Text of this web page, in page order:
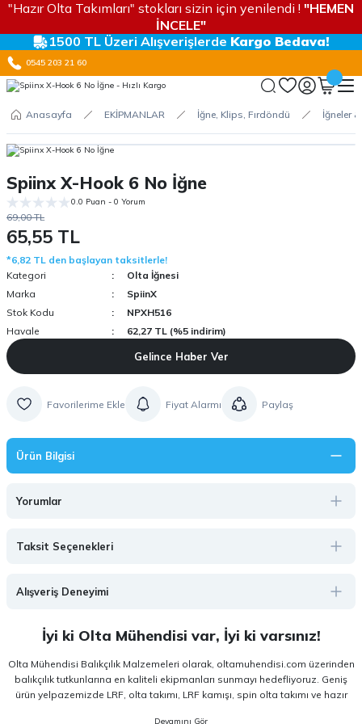
"Hazır Olta Takımları" stokları sizin için yenilendi ! "HEMEN
İNCELE"
1500 TL Üzeri Alışverişlerde Kargo Bedava!
0545 203 21 60
Anasayfa EKİPMANLAR İğne, Klips, Fırdöndü İğneler
Spiinx X-Hook 6 No İğne
0.0 Puan - 0 Yorum
69,00 TL
65,55 TL
*6,82 TL den başlayan taksitlerle!
Kategori
Olta İğnesi
Marka
SpiinX
Stok Kodu
NPXH516
Havale
62,27 TL (%5 indirim)
Gelince Haber Ver
Fiyat Alarmı Paylaş
Ürün Bilgisi
Yorumlar
Taksit Seçenekleri
Alışveriş Deneyimi
İyi ki Olta Mühendisi var, İyi ki varsınız!
Olta Mühendisi Balıkçılık Malzemeleri olarak, oltamuhendisi.com üzerinden
balıkçılık tutkunlarına en kaliteli ekipmanları sunmayı hedefliyoruz. Geniş
ürün yelpazemizde LRF, olta takımı, LRF kamışı, spin olta takımı ve hazır